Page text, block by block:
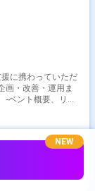
に携わっていただ
画・改善・運用ま
ベント概要、リン
NEW